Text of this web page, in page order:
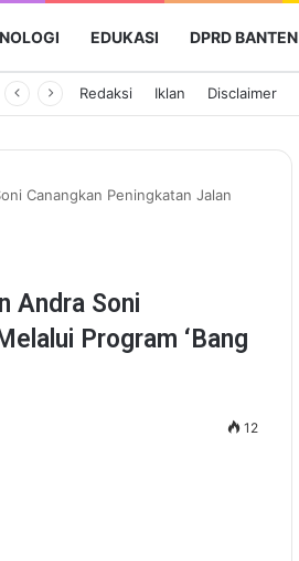
EDUKASI DPRD BANTEN
Semarak HUT Ke-81 RI, Pemkot Tangerang Gelar Aksi Bersih Kota dan Bagikan Bendera Merah Putih Redaksi Iklan Disclaimer
Canangkan Peningkatan Jalan
Andra Soni
Program ‘Bang
12